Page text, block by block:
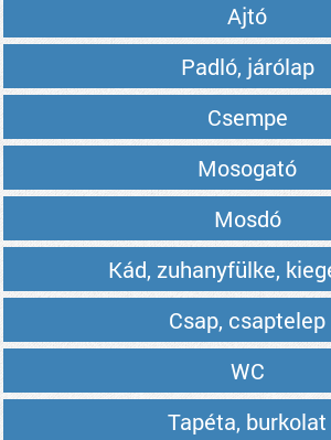
Ajtó
Padló, járólap
Csempe
Mosogató
Mosdó
Kád, zuhanyfülke,
Csap, csaptelep
WC
Tapéta, burkolat